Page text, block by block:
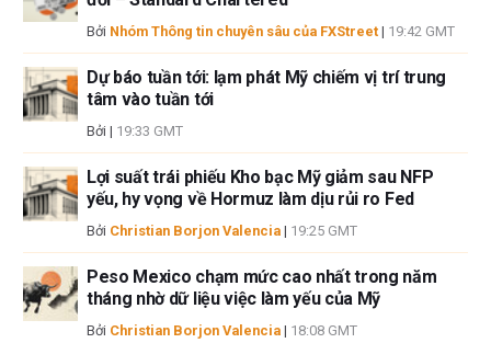
sẽ không chịu trách nhiệm về thông tin được tìm thấy ở cuối các liên kết
Nếu không được đề cập rõ ràng trong nội dung bài viết, tại thời điểm viết
bài, tác giả không nắm giữ vị thế nào đối với bất kỳ cổ phiếu nào được đề
cập trong bài viết này và không có quan hệ kinh doanh với bất kỳ công ty
nào được đề cập. Tác giả không nhận được tiền công cho việc viết bài
này, ngoài từ FXStreet.
FXStreet và tác giả không cung cấp các đề xuất được cá nhân hóa. Tác
giả không cam đoan về tính chính xác, đầy đủ hoặc phù hợp của thông
tin này. FXStreet và tác giả sẽ không chịu trách nhiệm về bất kỳ sai sót,
thông tin này và việc hiển thị hoặc sử dụng thông tin này. Ngoại trừ các
lỗi và thiếu sót.
Tác giả và FXStreet không phải là các cố vấn đầu tư đã đăng ký và không
Bởi Nhóm Thông tin chuyên sâu của FXStreet | 19:42 GMT
Dự báo tuần tới: lạm phát Mỹ chiếm vị trí trung
tâm vào tuần tới
Bởi | 19:33 GMT
Lợi suất trái phiếu Kho bạc Mỹ giảm sau NFP
yếu, hy vọng về Hormuz làm dịu rủi ro Fed
Bởi Christian Borjon Valencia | 19:25 GMT
Peso Mexico chạm mức cao nhất trong năm
tháng nhờ dữ liệu việc làm yếu của Mỹ
Bởi Christian Borjon Valencia | 18:08 GMT